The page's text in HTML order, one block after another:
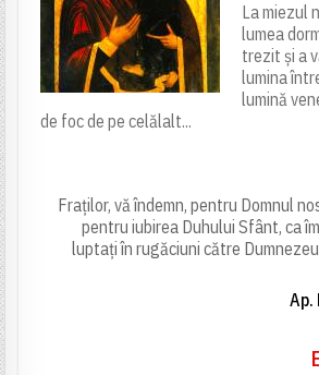
La miezul
lumea
trezit și a
lumina
lumină
de foc de pe celălalt...
Fraților, vă îndemn, pentru Domnul
pentru iubirea Duhului Sfânt, ca
luptați în rugăciuni către
Ap.